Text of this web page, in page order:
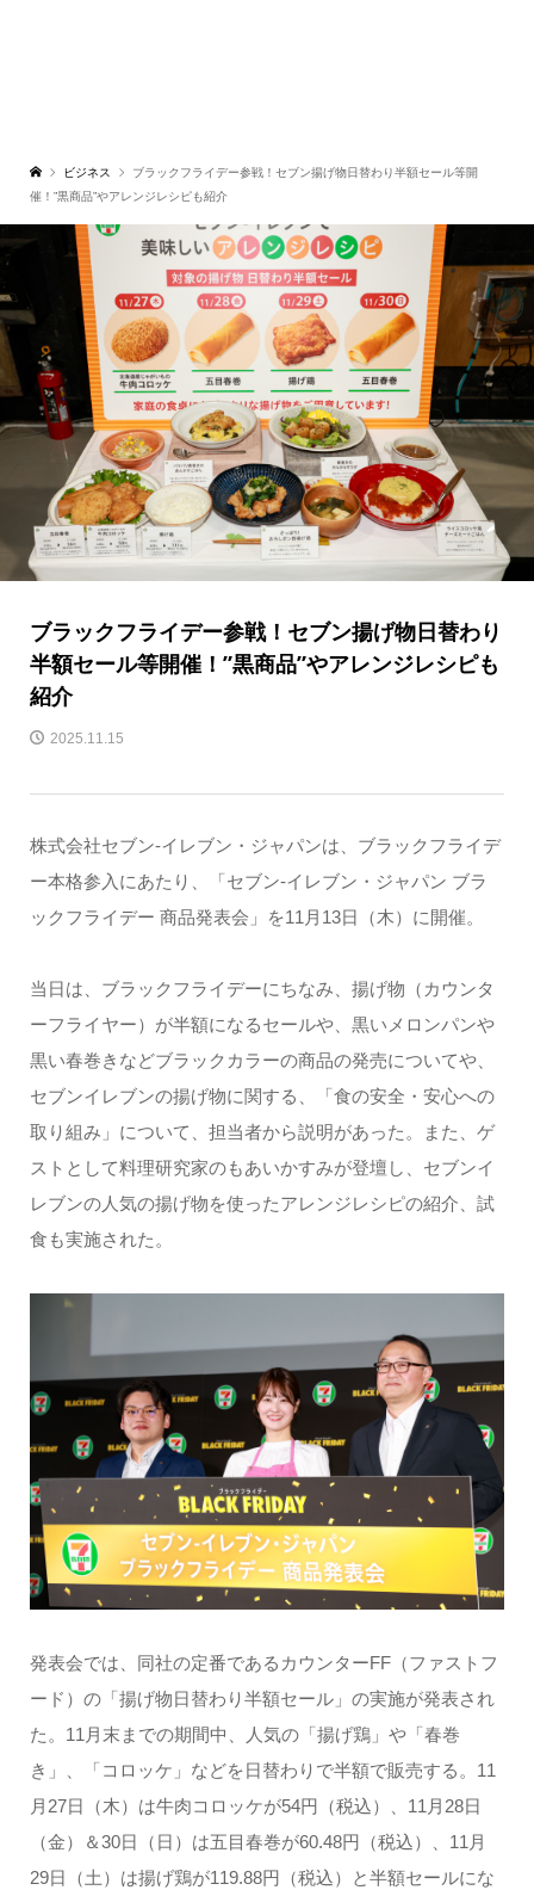
ビジネス
ブラックフライデー参戦！セブン揚げ物日替わり半額セール等開
催！”黒商品”やアレンジレシピも紹介
ブラックフライデー参戦！セブン揚げ物日替わり
半額セール等開催！”黒商品”やアレンジレシピも
紹介
2025.11.15
株式会社セブン-イレブン・ジャパンは、ブラックフライデ
ー本格参入にあたり、「セブン-イレブン・ジャパン ブラ
ックフライデー 商品発表会」を11月13日（木）に開催。
当日は、ブラックフライデーにちなみ、揚げ物（カウンタ
ーフライヤー）が半額になるセールや、黒いメロンパンや
黒い春巻きなどブラックカラーの商品の発売についてや、
セブンイレブンの揚げ物に関する、「食の安全・安心への
取り組み」について、担当者から説明があった。また、ゲ
ストとして料理研究家のもあいかすみが登壇し、セブンイ
レブンの人気の揚げ物を使ったアレンジレシピの紹介、試
食も実施された。
発表会では、同社の定番であるカウンターFF（ファストフ
ード）の「揚げ物日替わり半額セール」の実施が発表され
た。11月末までの期間中、人気の「揚げ鶏」や「春巻
き」、「コロッケ」などを日替わりで半額で販売する。11
月27日（木）は牛肉コロッケが54円（税込）、11月28日
（金）＆30日（日）は五目春巻が60.48円（税込）、11月
29日（土）は揚げ鶏が119.88円（税込）と半額セールにな